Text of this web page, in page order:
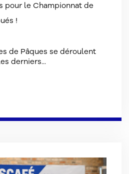
pour le Championnat de
!
de Pâques se déroulent
derniers...